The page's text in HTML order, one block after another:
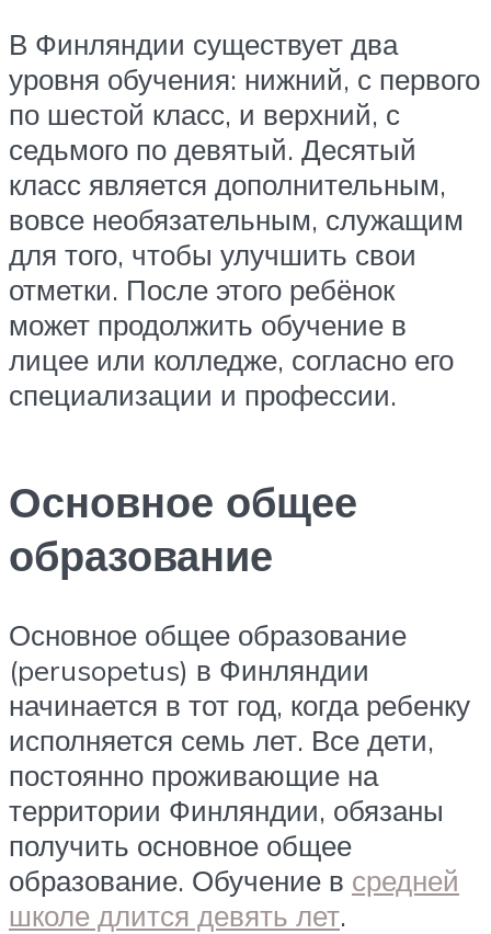
В Финляндии существует два
уровня обучения: нижний, с первого
по шестой класс, и верхний, с
седьмого по девятый. Десятый
класс является дополнительным,
вовсе необязательным, служащим
для того, чтобы улучшить свои
отметки. После этого ребёнок
может продолжить обучение в
лицее или колледже, согласно его
специализации и профессии.
Основное общее
образование
Основное общее образование
(perusopetus) в Финляндии
начинается в тот год, когда ребенку
исполняется семь лет. Все дети,
постоянно проживающие на
территории Финляндии, обязаны
получить основное общее
образование. Обучение в средней
школе длится девять лет.